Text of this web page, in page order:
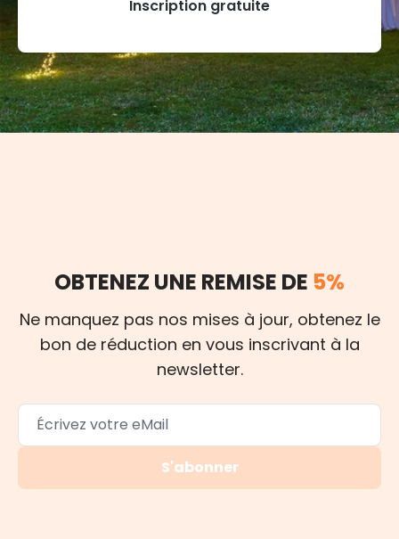
Inscription gratuite
OBTENEZ UNE REMISE DE 5%
Ne manquez pas nos mises à jour, obtenez le
bon de réduction en vous inscrivant à la
newsletter.
S'abonner